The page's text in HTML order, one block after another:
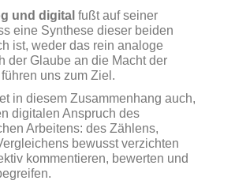
und digital fußt auf seiner
eine Synthese dieser beiden
ist, weder das rein analoge
der Glaube an die Macht der
uns zum Ziel.
in diesem Zusammenhang auch,
digitalen Anspruch des
Arbeitens: des Zählens,
bewusst verzichten
kommentieren, bewerten und